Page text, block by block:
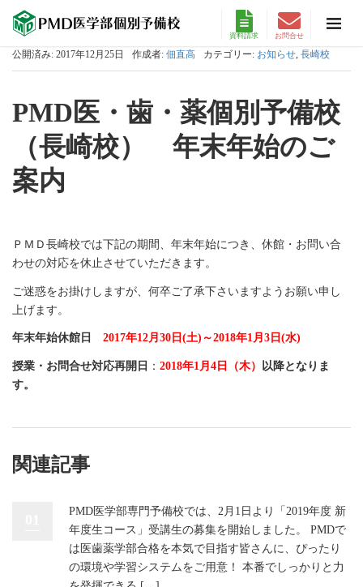
お問合せ
資料請求
公開済み: 2017年12月25日 作成者: 佃直高 カテゴリー: お知らせ, 長崎校
PMD医・歯・薬個別予備校
（長崎校） 年末年始のご
案内
ＰＭＤ長崎校では下記の期間、年末年始につき、休館・お問い合
わせの対応を休止させていただきます。
ご迷惑をお掛けしますが、何卒ご了承下さいますようお願い申し
上げます。
年末年始休館日 2017年12月30日(土)～2018年1月3日(水)
授業・お問合せ対応再開日 ： 2018年1月4日（木）
以降となりま
す。
関連記事
PMD医学部専門予備校では、2月1日より「2019年度 新
年度生コース」受講生の募集を開始しました。 PMDで
は医歯薬学部合格を本気で目指す皆さんに、ぴったり
の環境や学習システムをご用意！ 本番でしっかりと力